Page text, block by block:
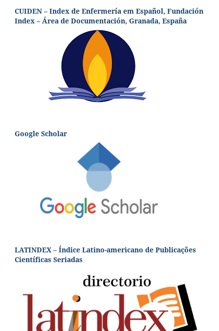
CUIDEN – Index de Enfermería em Español, Fundación
Index – Área de Documentación, Granada, España
Google Scholar
LATINDEX – Índice Latino-americano de Publicações
Científicas Seriadas